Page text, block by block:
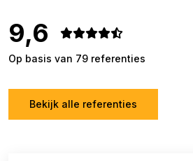
9,6
Op basis van 79 referenties
Bekijk alle referenties